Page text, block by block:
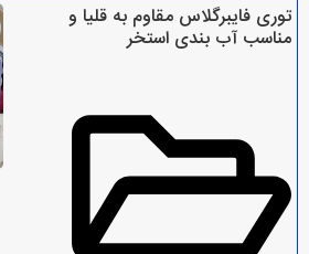
توری‌ فایبرگلاس مقاوم به قلیا و
مناسب آب بندی استخر